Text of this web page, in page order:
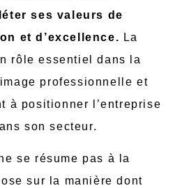
ses valeurs de
et d’excellence. La
rôle essentiel dans la
professionnelle et
à positionner l’entreprise
son secteur.
se résume pas à la
sur la manière dont